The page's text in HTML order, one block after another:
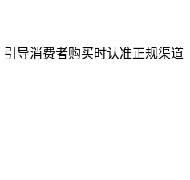
导消费者购买时认准正规渠道